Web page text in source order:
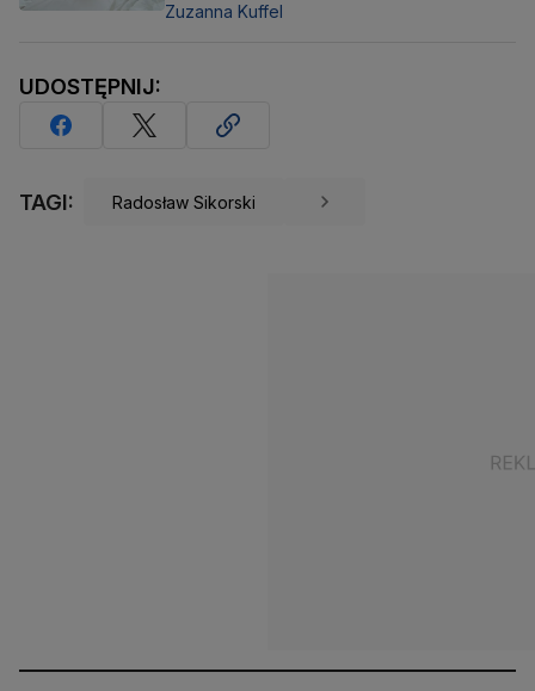
Zuzanna Kuffel
UDOSTĘPNIJ:
TAGI: Radosław Sikorski